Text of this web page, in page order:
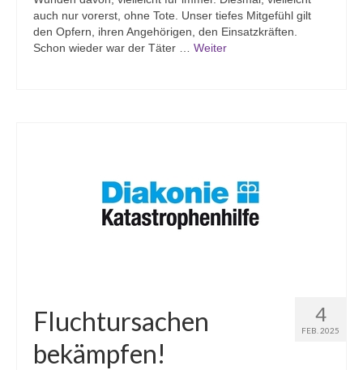
Gemeindehäuser
auch nur vorerst, ohne Tote. Unser tiefes Mitgefühl gilt
den Opfern, ihren Angehörigen, den Einsatzkräften.
Schon wieder war der Täter … Weiter
4
FEB. 2025
Fluchtursachen
bekämpfen!